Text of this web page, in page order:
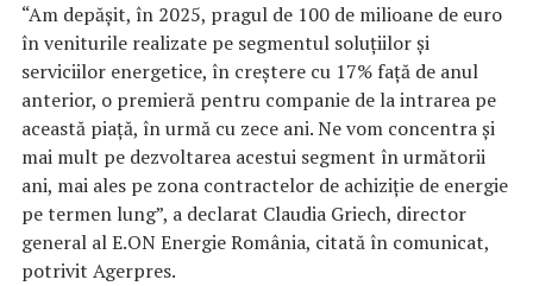
“Am depăşit, în 2025, pragul de 100 de milioane de euro
în veniturile realizate pe segmentul soluţiilor şi
serviciilor energetice, în creştere cu 17% faţă de anul
anterior, o premieră pentru companie de la intrarea pe
această piaţă, în urmă cu zece ani. Ne vom concentra şi
mai mult pe dezvoltarea acestui segment în următorii
ani, mai ales pe zona contractelor de achiziţie de energie
pe termen lung”, a declarat Claudia Griech, director
general al E.ON Energie România, citată în comunicat,
potrivit Agerpres.